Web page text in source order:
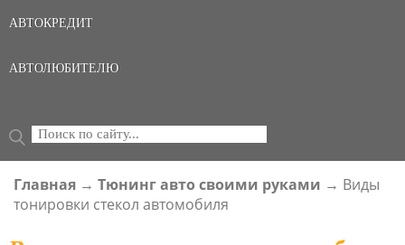
АВТОКРЕДИТ
АВТОЛЮБИТЕЛЮ
ФОРМА ПОИСКА
Поиск
ВЫ ЗДЕСЬ
Главная → Тюнинг авто своими руками → Виды
тонировки стекол автомобиля